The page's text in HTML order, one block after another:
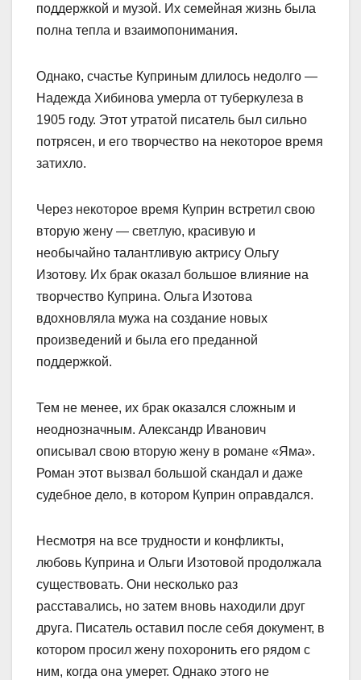
поддержкой и музой. Их семейная жизнь была
полна тепла и взаимопонимания.
Однако, счастье Куприным длилось недолго —
Надежда Хибинова умерла от туберкулеза в
1905 году. Этот утратой писатель был сильно
потрясен, и его творчество на некоторое время
затихло.
Через некоторое время Куприн встретил свою
вторую жену — светлую, красивую и
необычайно талантливую актрису Ольгу
Изотову. Их брак оказал большое влияние на
творчество Куприна. Ольга Изотова
вдохновляла мужа на создание новых
произведений и была его преданной
поддержкой.
Тем не менее, их брак оказался сложным и
неоднозначным. Александр Иванович
описывал свою вторую жену в романе «Яма».
Роман этот вызвал большой скандал и даже
судебное дело, в котором Куприн оправдался.
Несмотря на все трудности и конфликты,
любовь Куприна и Ольги Изотовой продолжала
существовать. Они несколько раз
расставались, но затем вновь находили друг
друга. Писатель оставил после себя документ, в
котором просил жену похоронить его рядом с
ним, когда она умерет. Однако этого не